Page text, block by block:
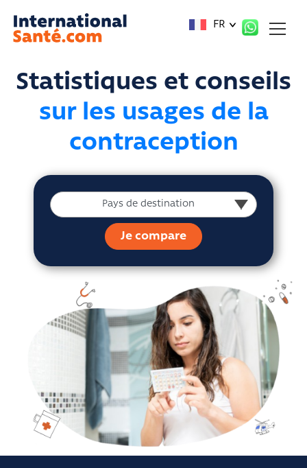
FR
Statistiques et conseils
sur les usages de la
contraception
Pays de destination
Pays de destination
Je compare